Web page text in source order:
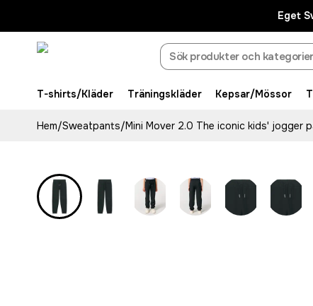
Eget
T-shirts/Kläder Träningskläder Kepsar/Mössor
Hem/Sweatpants/Mini Mover 2.0 The iconic kids' jogger